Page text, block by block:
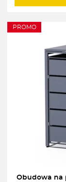
PROMO
Obudowa na